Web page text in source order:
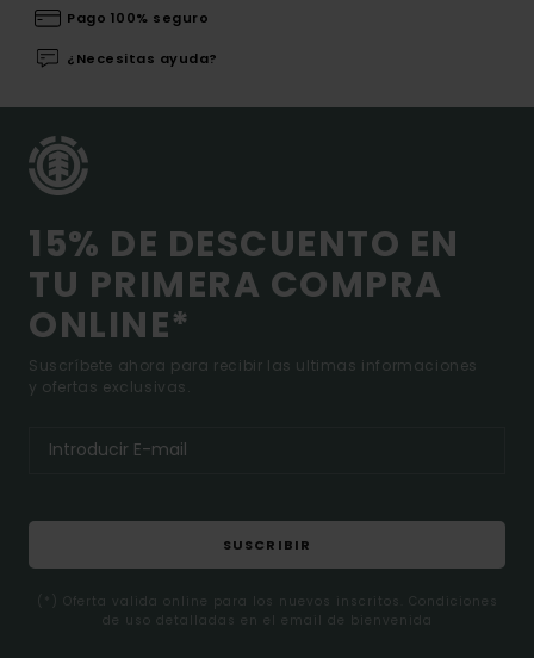
Pago 100% seguro
¿Necesitas ayuda?
15% DE DESCUENTO EN
TU PRIMERA COMPRA
ONLINE*
Suscríbete ahora para recibir las ultimas informaciones
y ofertas exclusivas.
SUSCRIBIR
(*) Oferta valida online para los nuevos inscritos. Condiciones
de uso detalladas en el email de bienvenida